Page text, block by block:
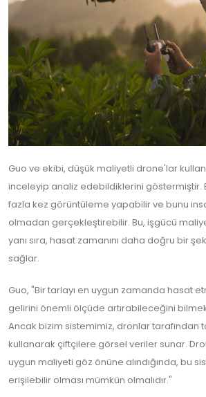
Guo ve ekibi, düşük maliyetli drone'lar
inceleyip analiz edebildiklerini göstermiştir.
fazla kez görüntüleme yapabilir ve bunu
olmadan gerçekleştirebilir. Bu, işgücü
yanı sıra, hasat zamanını daha doğru bir
sağlar.
Guo, "Bir tarlayı en uygun zamanda hasat
gelirini önemli ölçüde artırabileceğini bilmek
Ancak bizim sistemimiz, dronlar tarafından
kullanarak çiftçilere görsel veriler sunar.
uygun maliyeti göz önüne alındığında, bu
erişilebilir olması mümkün olmalıdır."